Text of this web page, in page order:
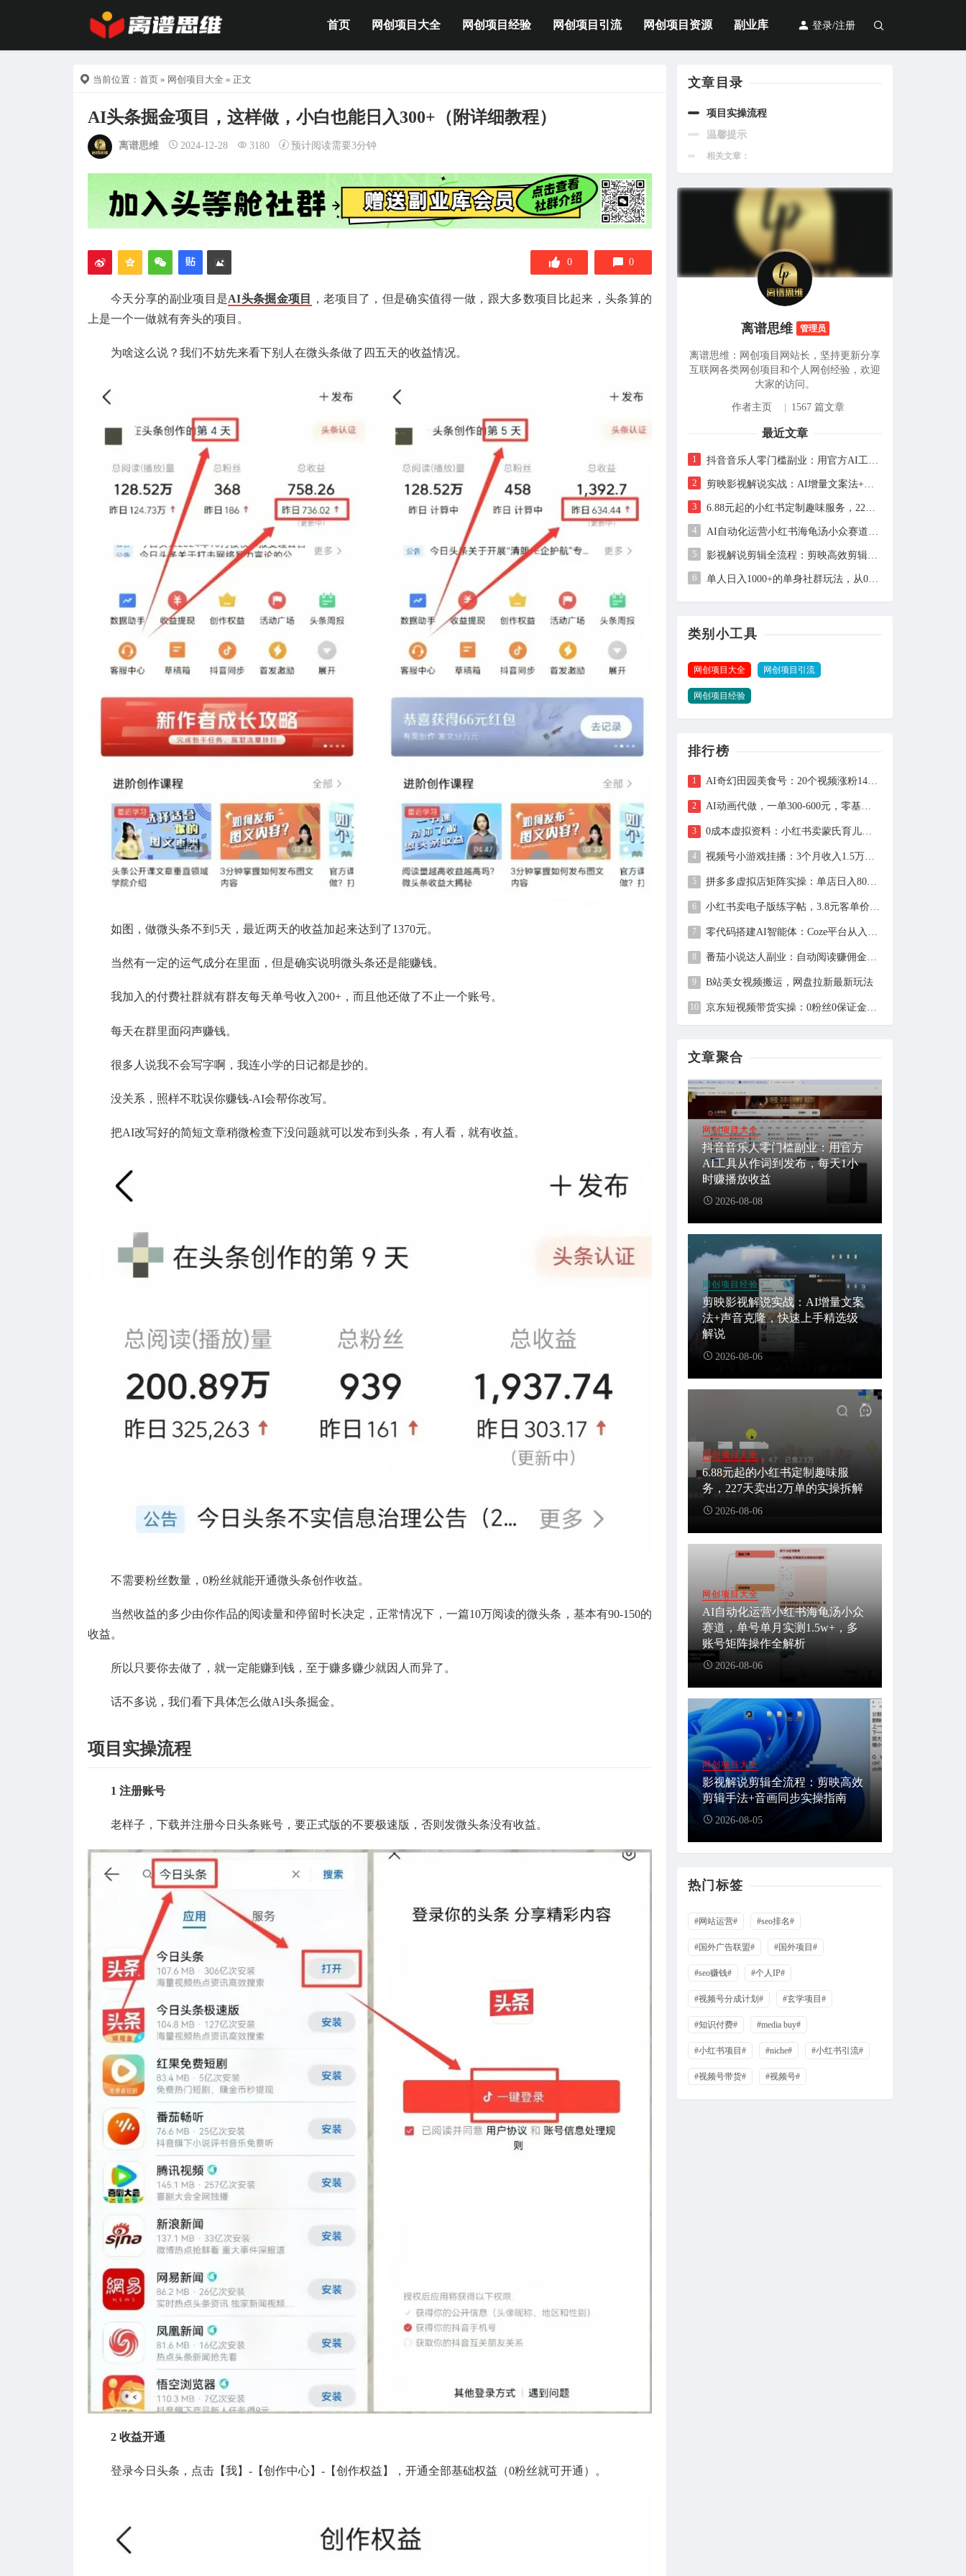
首页 网创项目大全 网创项目经验 网创项目引流 网创项目资源 副业库 登录/注册
当前位置： 首页 » 网创项目大全 » 正文
AI头条掘金项目，这样做，小白也能日入300+（附详细教程）
离谱思维 2024-12-28 3180 预计阅读需要3分钟
0 0
今天分享的副业项目是AI头条掘金项目
，老项目了，但是确实值得一做，跟大多数项目比起来，头条算的
上是一个一做就有奔头的项目。
为啥这么说？我们不妨先来看下别人在微头条做了四五天的收益情况。
如图，做微头条不到5天，最近两天的收益加起来达到了1370元。
当然有一定的运气成分在里面，但是确实说明微头条还是能赚钱。
我加入的付费社群就有群友每天单号收入200+，而且他还做了不止一个账号。
每天在群里面闷声赚钱。
很多人说我不会写字啊，我连小学的日记都是抄的。
没关系，照样不耽误你赚钱-AI会帮你改写。
把AI改写好的简短文章稍微检查下没问题就可以发布到头条，有人看，就有收益。
不需要粉丝数量，0粉丝就能开通微头条创作收益。
当然收益的多少由你作品的阅读量和停留时长决定，正常情况下，一篇10万阅读的微头条，基本有90-150的
收益。
所以只要你去做了，就一定能赚到钱，至于赚多赚少就因人而异了。
话不多说，我们看下具体怎么做AI头条掘金。
项目实操流程
1 注册账号
老样子，下载并注册今日头条账号，要正式版的不要极速版，否则发微头条没有收益。
2 收益开通
登录今日头条，点击【我】-【创作中心】-【创作权益】，开通全部基础权益（0粉丝就可开通）。
文章目录
项目实操流程
温馨提示
相关文章：
离谱思维 管理员
离谱思维：网创项目网站长，坚持更新分享
互联网各类网创项目和个人网创经验，欢迎
大家的访问。
作者主页 1567 篇文章
最近文章
1 抖音音乐人零门槛副业：用官方AI工具从作词到发布，每天1小时赚播放收益
2 剪映影视解说实战：AI增量文案法+声音克隆，快速上手精选级解说
3 6.88元起的小红书定制趣味服务，227天卖出2万单的实操拆解
4 AI自动化运营小红书海龟汤小众赛道，单号单月实测1.5w+，多账号矩阵操作全解析
5 影视解说剪辑全流程：剪映高效剪辑手法+音画同步实操指南
6 单人日入1000+的单身社群玩法，从0到1全流程拆解，零基础也能照做
类别小工具
网创项目大全 网创项目引流
网创项目经验
排行榜
B站美女视频搬运，网盘拉新最新玩法
文章聚合
网创项目大全
抖音音乐人零门槛副业：用官方
AI工具从作词到发布，每天1小
时赚播放收益
2026-08-08
网创项目经验
剪映影视解说实战：AI增量文案
法+声音克隆，快速上手精选级
解说
2026-08-06
网创项目大全
6.88元起的小红书定制趣味服
务，227天卖出2万单的实操拆解
2026-08-06
网创项目大全
AI自动化运营小红书海龟汤小众
赛道，单号单月实测1.5w+，多
账号矩阵操作全解析
2026-08-06
网创项目大全
影视解说剪辑全流程：剪映高效
剪辑手法+音画同步实操指南
2026-08-05
热门标签
#网站运营# #seo排名#
#国外广告联盟# #国外项目#
#seo赚钱# #个人IP#
#视频号分成计划# #玄学项目#
#知识付费# #media buy#
#小红书项目# #niche# #小红书引流#
#视频号带货# #视频号#